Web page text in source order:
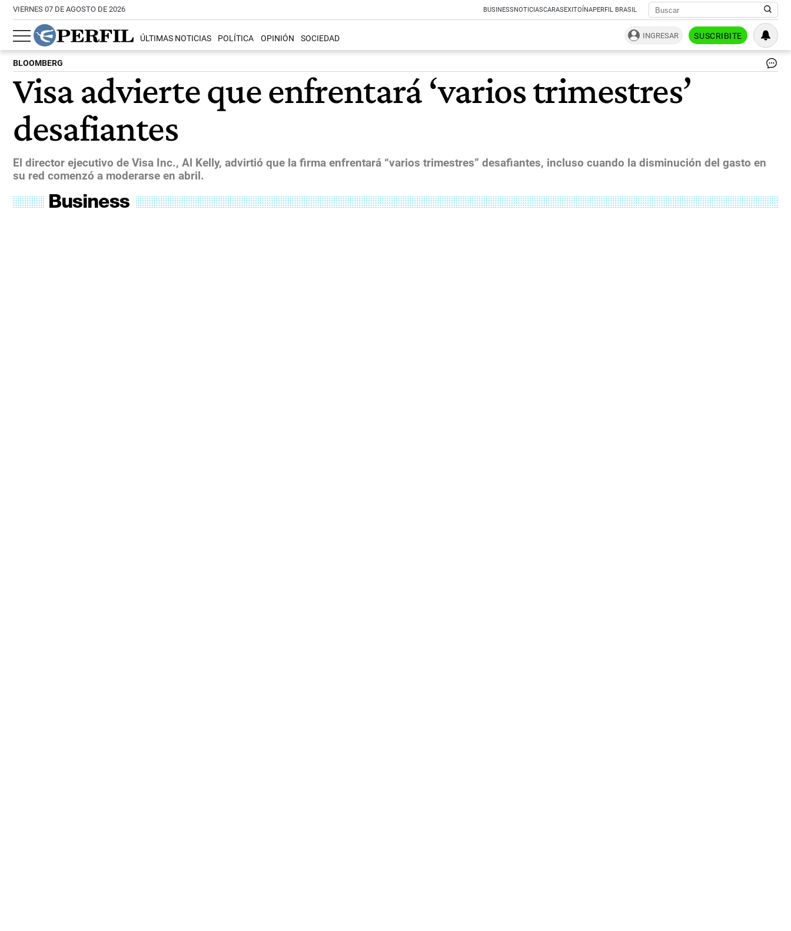
VIERNES 07 DE AGOSTO DE 2026 BUSINESSNOTICIASCARASEXITOÍNAPERFIL BRASIL
ÚLTIMAS NOTICIAS POLÍTICA OPINIÓN SOCIEDAD INGRESAR SUSCRIBITE
BLOOMBERG
Visa advierte que enfrentará ‘varios trimestres’
desafiantes
El director ejecutivo de Visa Inc., Al Kelly, advirtió que la firma enfrentará “varios trimestres” desafiantes, incluso cuando la disminución del gasto en
su red comenzó a moderarse en abril.